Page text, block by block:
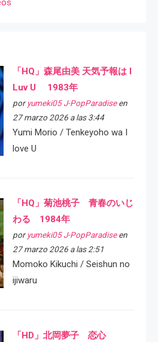
「HQ」森尾由美 天気予報は I
Luv U 1983年
por yumeki05 J-PopParadiseen
27 marzo 2026 a las 3:44
Yumi Morio / Tenkeyoho wa I
love U
「HQ」菊池桃子 青春のいじ
わる 1984年
por yumeki05 J-PopParadiseen
27 marzo 2026 a las 2:51
Momoko Kikuchi / Seishun no
ijiwaru
「HD」北岡夢子 恋心